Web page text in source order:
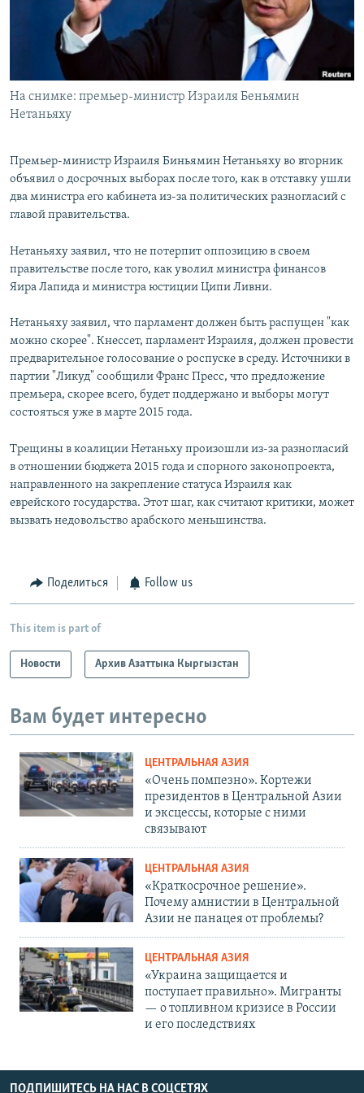
На снимке: премьер-министр Израиля Беньямин
Нетаньяху
Премьер-министр Израиля Биньямин Нетаньяху во вторник
объявил о досрочных выборах после того, как в отставку ушли
два министра его кабинета из-за политических разногласий с
главой правительства.
Нетаньяху заявил, что не потерпит оппозицию в своем
правительстве после того, как уволил министра финансов
Яира Лапида и министра юстиции Ципи Ливни.
Нетаньяху заявил, что парламент должен быть распущен "как
можно скорее". Кнессет, парламент Израиля, должен провести
предварительное голосование о роспуске в среду. Источники в
партии "Ликуд" сообщили Франс Пресс, что предложение
премьера, скорее всего, будет поддержано и выборы могут
состояться уже в марте 2015 года.
Трещины в коалиции Нетаньху произошли из-за разногласий
в отношении бюджета 2015 года и спорного законопроекта,
направленного на закрепление статуса Израиля как
еврейского государства. Этот шаг, как считают критики, может
вызвать недовольство арабского меньшинства.
Поделиться Follow us
This item is part of
Новости Архив Азаттыка Кыргызстан
Вам будет интересно
ЦЕНТРАЛЬНАЯ АЗИЯ
«Очень помпезно». Кортежи
президентов в Центральной Азии
и эксцессы, которые с ними
связывают
ЦЕНТРАЛЬНАЯ АЗИЯ
«Краткосрочное решение».
Почему амнистии в Центральной
Азии не панацея от проблемы?
ЦЕНТРАЛЬНАЯ АЗИЯ
«Украина защищается и
поступает правильно». Мигранты
— о топливном кризисе в России
и его последствиях
ПОДПИШИТЕСЬ НА НАС В СОЦСЕТЯХ